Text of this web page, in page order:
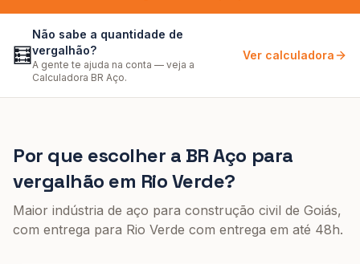
🧮
Não sabe a quantidade de
vergalhão?
A gente te ajuda na conta — veja a
Calculadora BR Aço.
Ver calculadora
Por que escolher a BR Aço para
vergalhão em Rio Verde?
Maior indústria de aço para construção civil de Goiás,
com entrega para Rio Verde com entrega em até 48h.